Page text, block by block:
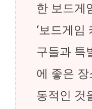
한 보드게
‘보드게임
구들과 특
에 좋은
동적인 것